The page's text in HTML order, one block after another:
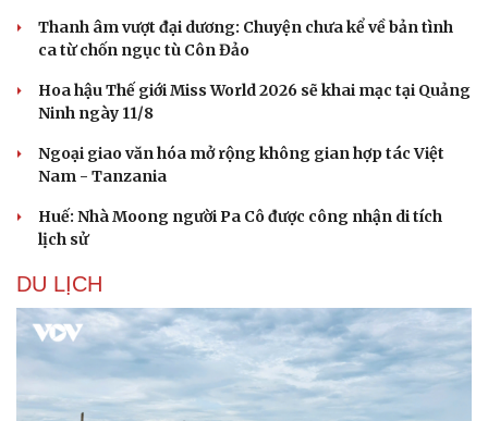
Thanh âm vượt đại dương: Chuyện chưa kể về bản tình
ca từ chốn ngục tù Côn Đảo
Hoa hậu Thế giới Miss World 2026 sẽ khai mạc tại Quảng
Ninh ngày 11/8
Ngoại giao văn hóa mở rộng không gian hợp tác Việt
Nam - Tanzania
Huế: Nhà Moong người Pa Cô được công nhận di tích
lịch sử
DU LỊCH